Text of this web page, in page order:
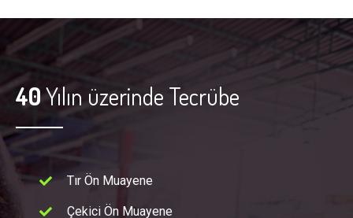
40Yılın üzerinde Tecrübe
Tır Ön Muayene
Çekici Ön Muayene